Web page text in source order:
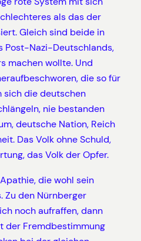
als das der
Gleich sind beide in
Post-Nazi-Deutschlands,
machen wollte. Und
die so für
sich die deutschen
nie bestanden
deutsche Nation, Reich
Das Volk ohne Schuld,
das Volk der Opfer.
die wohl sein
Zu den Nürnberger
noch aufraffen, dann
der Fremdbestimmung